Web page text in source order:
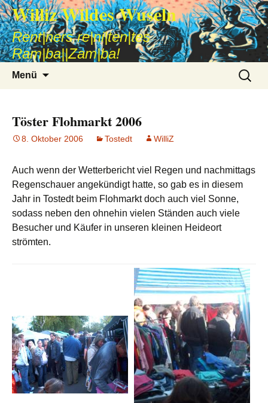
Williz Wildes Wuseln
Rent|ners re|ni|ten|tes
Ram|ba||Zam|ba!
Menü
Suche
nach:
Töster Flohmarkt 2006
8. Oktober 2006 Tostedt WilliZ
Auch wenn der Wetterbericht viel Regen und nachmittags
Regenschauer angekündigt hatte, so gab es in diesem
Jahr in Tostedt beim Flohmarkt doch auch viel Sonne,
sodass neben den ohnehin vielen Ständen auch viele
Besucher und Käufer in unseren kleinen Heideort
strömten.